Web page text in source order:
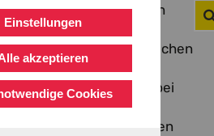
Einstellungen
akzeptieren
Cookies
Hannah am Ende einen
insgesamt 27
bemerkenswert: Zwischen
gerade einmal zwei
spannendes Rennen, bei
zählte.
Auftritt bei ihrer ersten